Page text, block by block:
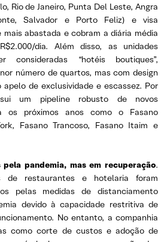
Rio de Janeiro, Punta Del Leste, Angra
Salvador e Porto Feliz) e visa
abastada e cobram a diária média
dia. Além disso, as unidades
consideradas “hotéis boutiques”,
número de quartos, mas com design
de exclusividade e escassez. Por
um pipeline robusto de novos
os próximos anos como o Fasano
Fasano Trancoso, Fasano Itaim e
pandemia, mas em recuperação.
de restaurantes e hotelaria foram
pelas medidas de distanciamento
devido à capacidade restritiva de
No entanto, a companhia
como corte de custos e adoção de